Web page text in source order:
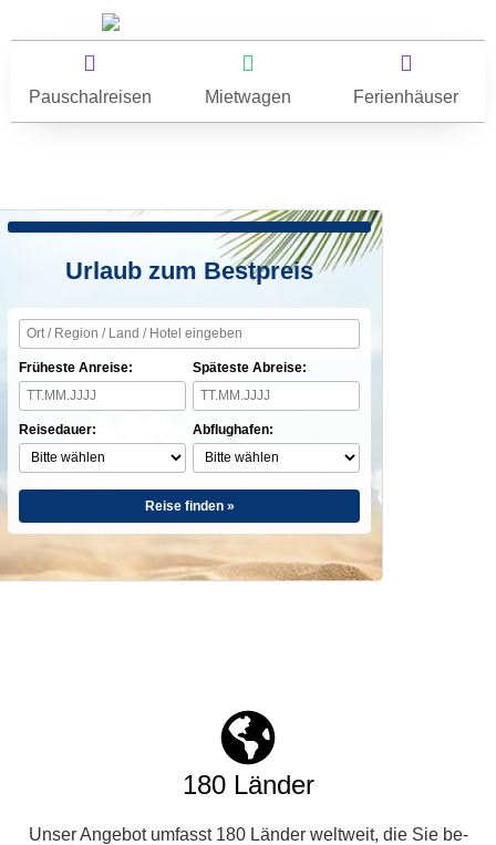
Pauschalreisen Mietwagen Ferienhäuser
Urlaub zum Bestpreis
Früheste Anreise:
Reisedauer:
Späteste Abreise:
Abflughafen:
Reise finden »
180 Länder
Unser Angebot umfasst 180 Länder weltweit, die Sie be-